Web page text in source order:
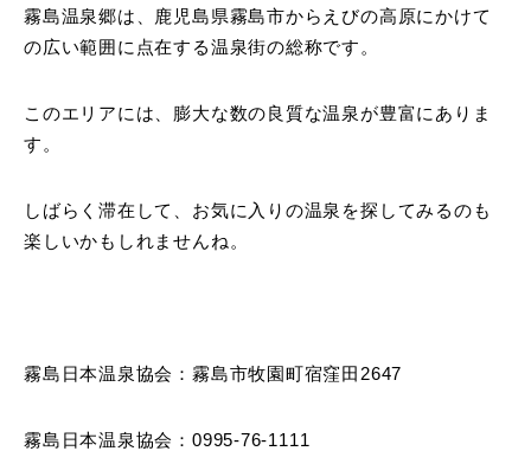
霧島温泉郷は、鹿児島県霧島市からえびの高原にかけて
の広い範囲に点在する温泉街の総称です。
このエリアには、膨大な数の良質な温泉が豊富にありま
す。
しばらく滞在して、お気に入りの温泉を探してみるのも
楽しいかもしれませんね。
霧島日本温泉協会：霧島市牧園町宿窪田2647
霧島日本温泉協会：0995-76-1111